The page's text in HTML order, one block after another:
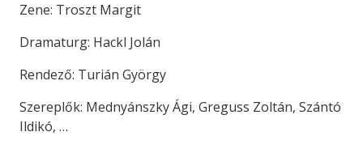
Zene: Troszt Margit
Dramaturg: Hackl Jolán
Rendező: Turián György
Szereplők: Mednyánszky Ági, Greguss Zoltán, Szántó
Ildikó, …